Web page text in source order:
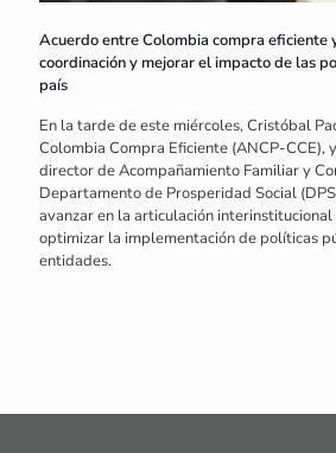
Acuerdo entre Colombia compra eficiente
coordinación y mejorar el impacto de las
país
En la tarde de este miércoles, Cristóbal
Colombia Compra Eficiente (ANCP-CCE),
director de Acompañamiento Familiar y
Departamento de Prosperidad Social
avanzar en la articulación
optimizar la implementación de políticas
entidades.